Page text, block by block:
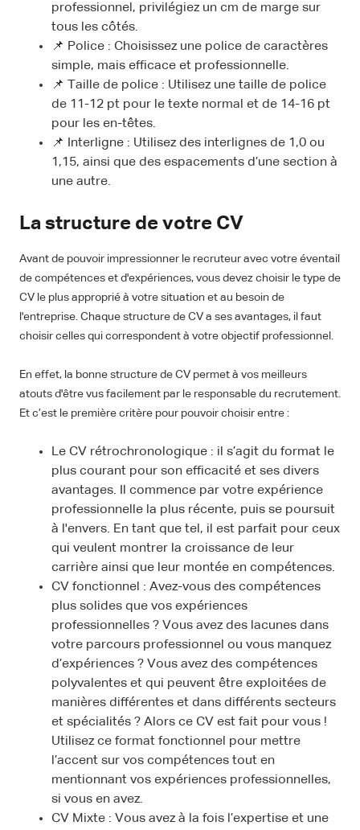
professionnel, privilégiez un cm de marge sur
tous les côtés.
📌 Police : Choisissez une police de caractères
simple, mais efficace et professionnelle.
📌 Taille de police : Utilisez une taille de police
de 11-12 pt pour le texte normal et de 14-16 pt
pour les en-têtes.
📌 Interligne : Utilisez des interlignes de 1,0 ou
1,15, ainsi que des espacements d’une section à
une autre.
La structure de votre CV
Avant de pouvoir impressionner le recruteur avec votre éventail
de compétences et d'expériences, vous devez choisir le type de
CV le plus approprié à votre situation et au besoin de
l'entreprise. Chaque structure de CV a ses avantages, il faut
choisir celles qui correspondent à votre objectif professionnel.
En effet, la bonne structure de CV permet à vos meilleurs
atouts d'être vus facilement par le responsable du recrutement.
Et c’est le première critère pour pouvoir choisir entre :
Le CV rétrochronologique : il s’agit du format le
plus courant pour son efficacité et ses divers
avantages. Il commence par votre expérience
professionnelle la plus récente, puis se poursuit
à l'envers. En tant que tel, il est parfait pour ceux
qui veulent montrer la croissance de leur
carrière ainsi que leur montée en compétences.
CV fonctionnel : Avez-vous des compétences
plus solides que vos expériences
professionnelles ? Vous avez des lacunes dans
votre parcours professionnel ou vous manquez
d’expériences ? Vous avez des compétences
polyvalentes et qui peuvent être exploitées de
manières différentes et dans différents secteurs
et spécialités ? Alors ce CV est fait pour vous !
Utilisez ce format fonctionnel pour mettre
l’accent sur vos compétences tout en
mentionnant vos expériences professionnelles,
si vous en avez.
CV Mixte : Vous avez à la fois l’expertise et une